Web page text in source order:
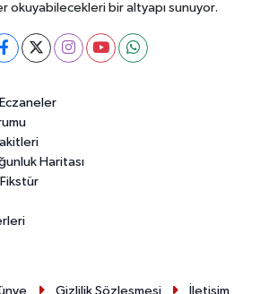
okuyabilecekleri bir altyapı sunuyor.
Haritası
Gizlilik Sözleşmesi İletişim